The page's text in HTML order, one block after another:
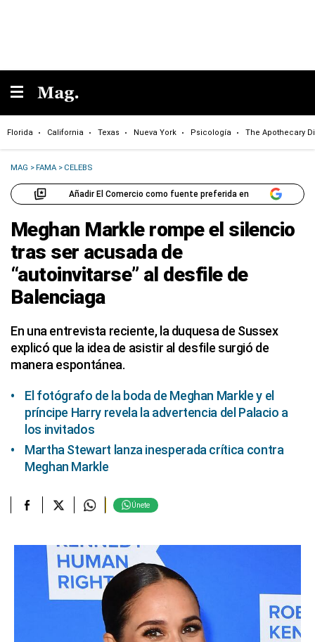
Florida California Texas Nueva York Psicología The Apothecary
MAG >FAMA > CELEBS
Añadir El Comercio como fuente preferida en
Meghan Markle rompe el silencio
tras ser acusada de
“autoinvitarse” al desfile de
Balenciaga
En una entrevista reciente, la duquesa de Sussex
explicó que la idea de asistir al desfile surgió de
manera espontánea.
El fotógrafo de la boda de Meghan Markle y el
príncipe Harry revela la advertencia del Palacio a
los invitados
Martha Stewart lanza inesperada crítica contra
Meghan Markle
Únete